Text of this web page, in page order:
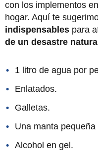
con los implementos
hogar. Aquí te
indispensables para
de un desastre
1 litro de agua por
Enlatados.
Galletas.
Una manta pequeña
Alcohol en gel.